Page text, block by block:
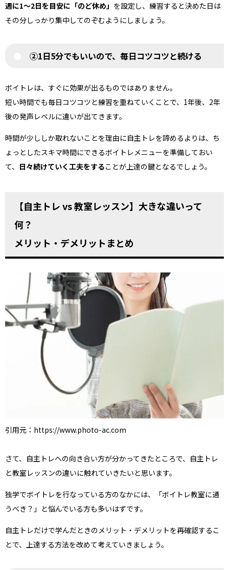
週に1〜2日を目安に「のど休め」 を設定し、練習すると決めた日は
その分しっかり集中してのぞむようにしましょう。
②1日5分でもいいので、毎日コツコツと続ける
ボイトレは、すぐに効果が出るものではありません。
短い時間でも毎日コツコツと練習を重ねていくことで、1年後、2年
後の発声レベルに違いが出てきます。
時間が少ししか取れないことを理由に自主トレを諦めるよりは、ち
ょっとしたスキマ時間にできるボイトレメニューを準備しておい
て、 日々続けていく工夫をすることが上達の鍵となるでしょう。
【自主トレ vs 教室レッスン】大きな違いって
何？
メリット・デメリットまとめ
引用元：https://www.photo-ac.com
さて、自主トレへの向き合い方が分かってきたところで、自主トレ
と教室レッスンの違いに触れていきたいと思います。
独学でボイトレを行なっている方のなかには、「ボイトレ教室に通
うべき？」と悩んでいる方も多いはずです。
自主トレだけで学んだときのメリット・デメリットを再確認するこ
とで、上達する方法を改めて考えていきましょう。